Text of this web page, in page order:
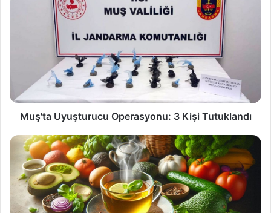
Muş'ta Uyuşturucu Operasyonu: 3 Kişi Tutuklandı